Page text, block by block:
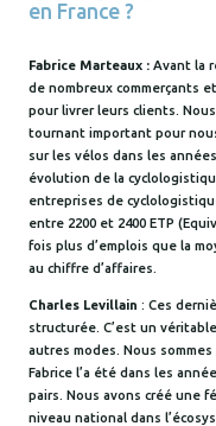
en France ?
Fabrice Marteaux : Avant la
de nombreux commerçants
pour livrer leurs clients.
tournant important pour
sur les vélos dans les
évolution de la
entreprises de
entre 2200 et 2400 ETP
fois plus d’emplois que la
au chiffre d’affaires.
Charles Levillain : Ces
structurée. C’est un
autres modes. Nous
Fabrice l’a été dans les
pairs. Nous avons créé une
niveau national dans